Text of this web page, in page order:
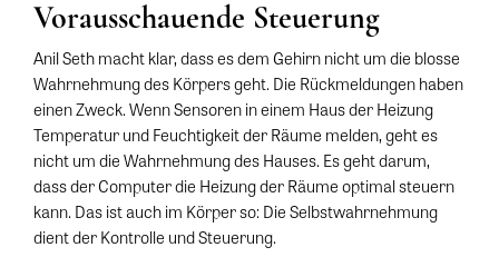
Vorausschauende Steuerung
Anil Seth macht klar, dass es dem Gehirn nicht um die blosse
Wahrnehmung des Körpers geht. Die Rückmeldungen haben
einen Zweck. Wenn Sensoren in einem Haus der Heizung
Temperatur und Feuchtigkeit der Räume melden, geht es
nicht um die Wahrnehmung des Hauses. Es geht darum,
dass der Computer die Heizung der Räume optimal steuern
kann. Das ist auch im Körper so: Die Selbstwahrnehmung
dient der Kontrolle und Steuerung.